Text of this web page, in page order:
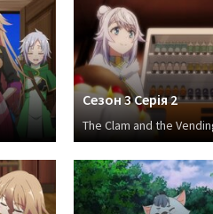
Сезон 3 Серія 2
The Clam and the